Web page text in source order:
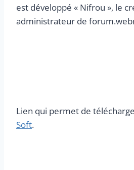
est développé « Nifrou », le
administrateur de
Lien qui permet de
Soft.